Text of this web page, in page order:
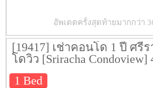
อัพเดตครั้งสุดท้ายมากกว่า
[19417] เช่าคอนโด 1 ปี ศรี
โดวิว [Sriracha
14
1 Bed